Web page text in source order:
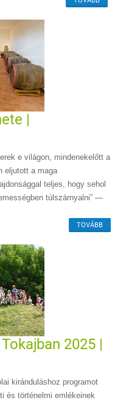
|
e világon, mindenekelőtt a
eljutott a maga
teljes, hogy sehol
túlszárnyalni” ―
TOVÁBB
2025 |
kiránduláshoz programot
és történelmi emlékeinek